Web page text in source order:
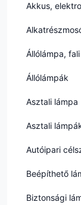
Akkus,
Állólámpa,
Állólámpák
Asztali lámpa
Asztali
Autóipari
Beépíthető
Biztonsági